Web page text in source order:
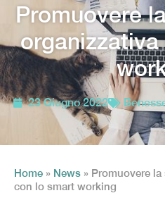
Promuovere
23 Giugno 2022
Home » News » Promuovere
con lo smart working